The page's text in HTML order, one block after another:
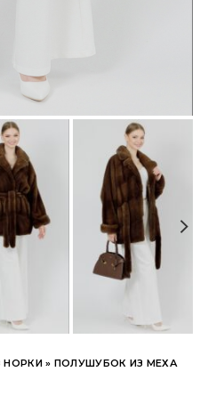
НОРКИ» ПОЛУШУБОК ИЗ МЕХА